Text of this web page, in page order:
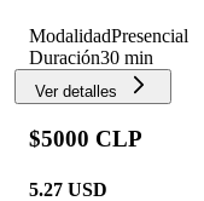
ModalidadPresencial
Duración30 min
Ver detalles
$5000 CLP
5.27 USD